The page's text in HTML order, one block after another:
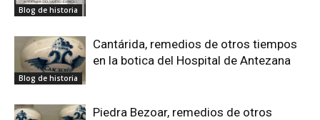
Blog de historia
Blog de historia
Cantárida, remedios de otros tiempos
en la botica del Hospital de Antezana
Piedra Bezoar, remedios de otros